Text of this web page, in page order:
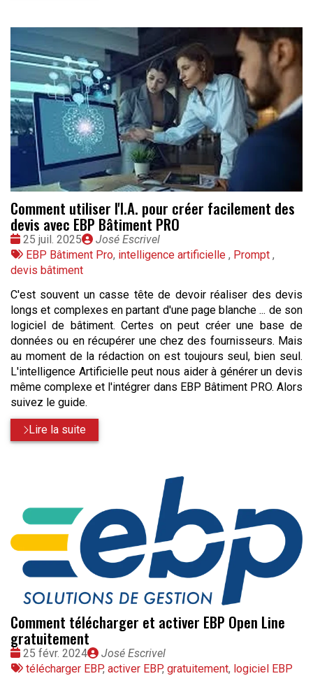
Comment utiliser l'I.A. pour créer facilement des
devis avec EBP Bâtiment PRO
Date
:
25 juil. 2025
Publié
par
José Escrivel
Tags
:
EBP Bâtiment Pro, intelligence artificielle , Prompt ,
devis bâtiment
C'est souvent un casse tête de devoir réaliser des devis
longs et complexes en partant d'une page blanche ... de son
logiciel de bâtiment. Certes on peut créer une base de
données ou en récupérer une chez des fournisseurs. Mais
au moment de la rédaction on est toujours seul, bien seul.
L'intelligence Artificielle peut nous aider à générer un devis
même complexe et l'intégrer dans EBP Bâtiment PRO. Alors
suivez le guide.
Lire la suite
Comment télécharger et activer EBP Open Line
gratuitement
Date
:
25 févr. 2024
Publié
par
José Escrivel
Tags
télécharger EBP, activer EBP, gratuitement, logiciel EBP